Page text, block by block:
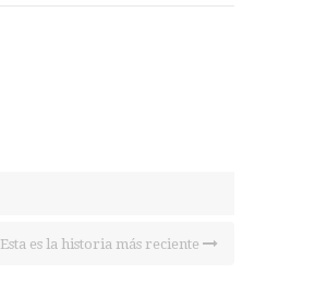
Esta es la historia más reciente